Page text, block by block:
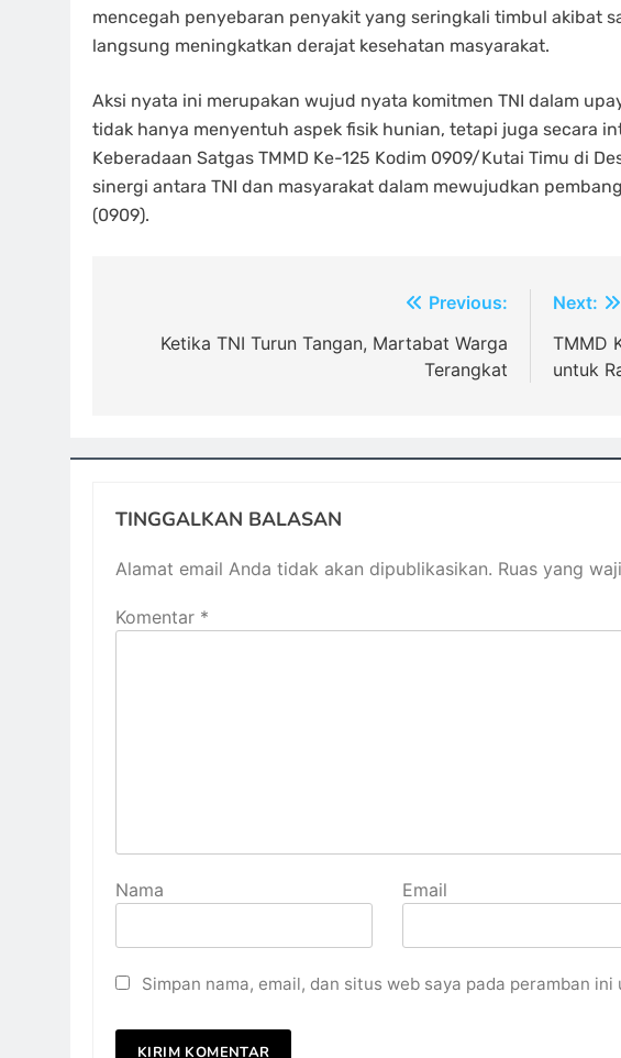
mencegah penyebaran penyakit yang seringkali timbul akibat
langsung meningkatkan derajat kesehatan masyarakat.
Aksi nyata ini merupakan wujud nyata komitmen TNI dalam
tidak hanya menyentuh aspek fisik hunian, tetapi juga secara
Keberadaan Satgas TMMD Ke-125 Kodim 0909/Kutai Timu di
sinergi antara TNI dan masyarakat dalam mewujudkan
(0909).
Previous:
Ketika TNI Turun Tangan, Martabat Warga
Terangkat
Next:
TMMD
untuk
TINGGALKAN BALASAN
Alamat email Anda tidak akan dipublikasikan. Ruas yang
Komentar *
Nama Email
Simpan nama, email, dan situs web saya pada peramban